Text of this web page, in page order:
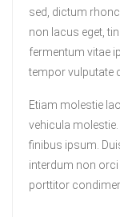
sed, dictum
non lacus eget,
fermentum vitae
tempor vulputate
Etiam molestie
vehicula
finibus ipsum.
interdum non
porttitor